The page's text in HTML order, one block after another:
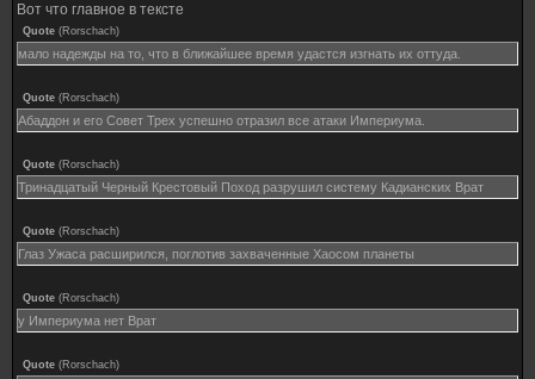
Вот что главное в тексте
Quote (Rorschach)
мало надежды на то, что в ближайшее время удастся изгнать их оттуда.
Quote (Rorschach)
Абаддон и его Совет Трех успешно отразил все атаки Империума.
Quote (Rorschach)
Тринадцатый Черный Крестовый Поход разрушил систему Кадианских Врат
Quote (Rorschach)
Глаз Ужаса расширился, поглотив захваченные Хаосом планеты
Quote (Rorschach)
у Империума нет Врат
Quote (Rorschach)